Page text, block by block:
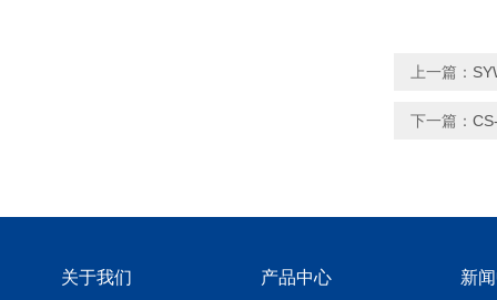
上一篇：
下一篇：
关于我们 产品中心 新